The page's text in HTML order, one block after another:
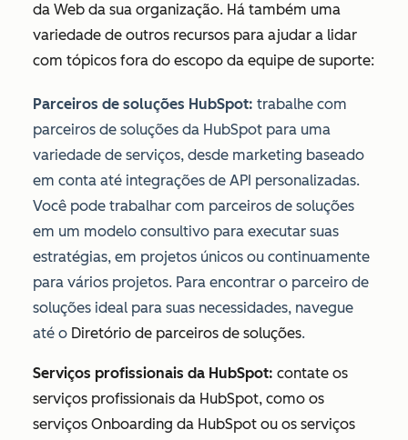
da Web da sua organização. Há também uma
variedade de outros recursos para ajudar a lidar
com tópicos fora do escopo da equipe de suporte:
Parceiros de soluções HubSpot: trabalhe com
parceiros de soluções da HubSpot para uma
variedade de serviços, desde marketing baseado
em conta até integrações de API personalizadas.
Você pode trabalhar com parceiros de soluções
em um modelo consultivo para executar suas
estratégias, em projetos únicos ou continuamente
para vários projetos. Para encontrar o parceiro de
soluções ideal para suas necessidades, navegue
até o Diretório de parceiros de soluções.
Serviços profissionais da HubSpot: contate os
serviços profissionais da HubSpot, como os
serviços Onboarding da HubSpot ou os serviços